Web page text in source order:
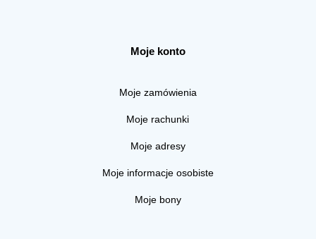
Moje konto
Moje zamówienia
Moje rachunki
Moje adresy
Moje informacje osobiste
Moje bony